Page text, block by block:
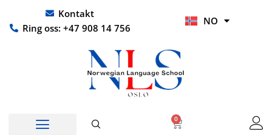
rett
Kontakt
Ring oss: +47 908 14 756
NO
HI
0
Handlekurv